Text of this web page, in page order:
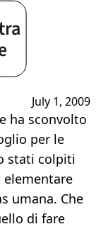
July 1, 2009
ha sconvolto
per le
stati colpiti
umana. Che
di fare